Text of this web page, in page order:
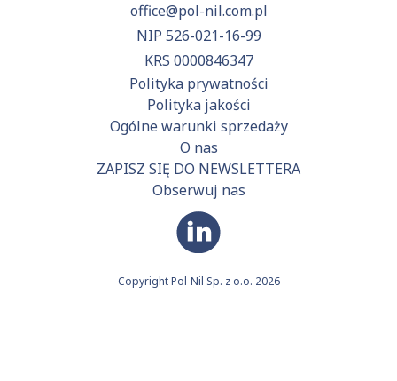
office@pol-nil.com.pl
NIP 526-021-16-99
KRS 0000846347
Polityka prywatności
Polityka jakości
Ogólne warunki sprzedaży
O nas
ZAPISZ SIĘ DO NEWSLETTERA
Obserwuj nas
Copyright Pol-Nil Sp. z o.o. 2026